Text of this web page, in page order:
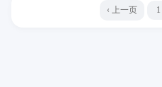
‹ 上一页 1